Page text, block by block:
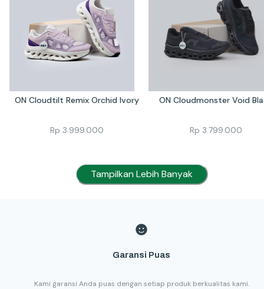
ON Cloudtilt Remix Orchid Ivory
Rp 3.999.000
ON Cloudmonster Void
Rp 3.799.000
Tampilkan Lebih Banyak
Garansi Puas
Kami garansi Anda puas dengan setiap produk berkualitas kami.